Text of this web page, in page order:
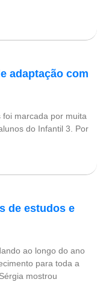
adaptação com
foi marcada por muita
do Infantil 3. Por
de estudos e
ao longo do ano
para toda a
mostrou